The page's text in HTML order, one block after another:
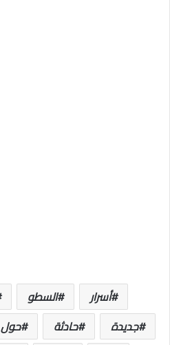
أسرار السطو
جديدة
حادثة حول